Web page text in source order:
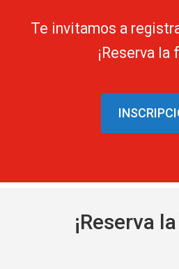
Te invitamos a
¡Reserva la
¡Reserva